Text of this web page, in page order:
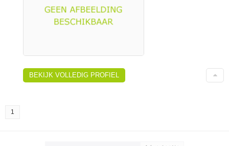
BEKIJK VOLLEDIG PROFIEL
1